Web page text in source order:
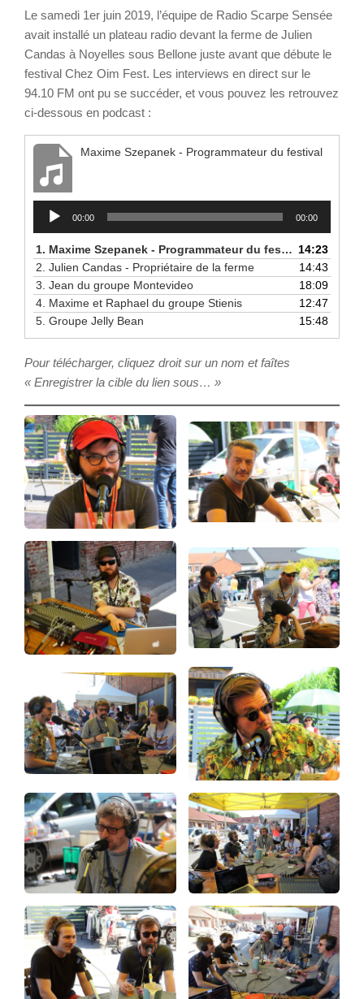
Le samedi 1er juin 2019, l’équipe de Radio Scarpe Sensée
avait installé un plateau radio devant la ferme de Julien
Candas à Noyelles sous Bellone juste avant que débute le
festival Chez Oim Fest. Les interviews en direct sur le
94.10 FM ont pu se succéder, et vous pouvez les retrouvez
ci-dessous en podcast :
Maxime Szepanek - Programmateur du festival
Lecteur
audio
00:00 00:00
1. Maxime Szepanek - Programmateur du festival
14:23
2. Julien Candas - Propriétaire de la ferme
14:43
3. Jean du groupe Montevideo
18:09
4. Maxime et Raphael du groupe Stienis
12:47
5. Groupe Jelly Bean 15:48
Pour télécharger, cliquez droit sur un nom et faîtes
« Enregistrer la cible du lien sous… »